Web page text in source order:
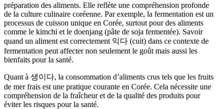
préparation des aliments. Elle reflète une compréhension profonde
de la culture culinaire coréenne. Par exemple, la fermentation est un
processus de cuisson unique en Corée, surtout pour des aliments
comme le kimchi et le doenjang (pâte de soja fermentée). Savoir
quand un aliment est correctement 익다 (cuit) dans ce contexte de
fermentation peut affecter non seulement le goût mais aussi les
bienfaits pour la santé.
Quant à 생이다, la consommation d’aliments crus tels que les fruits
de mer frais est une pratique courante en Corée. Cela nécessite une
compréhension de la fraîcheur et de la qualité des produits pour
éviter les risques pour la santé.